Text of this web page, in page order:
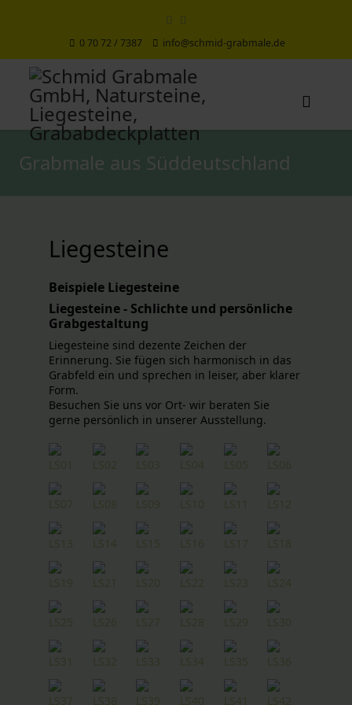
0 70 72 / 7387 info@schmid-grabmale.de
Grabmale aus Süddeutschland
Liegesteine
Beispiele Liegesteine
Liegesteine - Schlichte und persönliche
Grabgestaltung
Liegesteine sind dezente Zeichen der
Erinnerung. Sie fügen sich harmonisch in das
Grabfeld ein und sprechen in leiser, aber klarer
Form.
Besuchen Sie uns vor Ort- wir beraten Sie
gerne persönlich in unserer Ausstellung.